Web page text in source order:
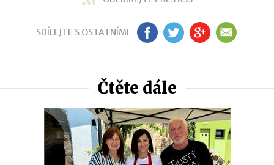
SDÍLEJTE S OSTATNÍMI FB TW GP EM
Čtěte dále